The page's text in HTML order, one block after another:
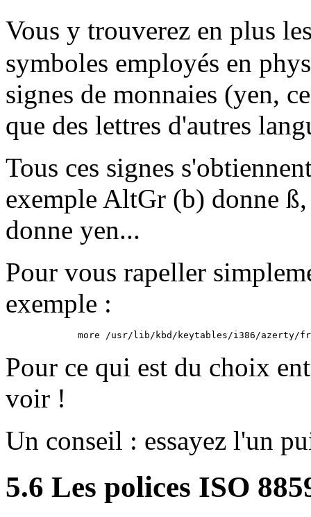
Vous y trouverez en plus
symboles employés en
signes de monnaies (yen,
que des lettres d'autres
Tous ces signes
exemple AltGr (b) donne
donne yen...
Pour vous rapeller
exemple :
Pour ce qui est du choix
voir !
Un conseil : essayez l'un
5.6 Les polices ISO